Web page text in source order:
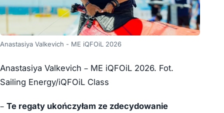
Anastasiya Valkevich - ME iQFOiL 2026
Anastasiya Valkevich – ME iQFOiL 2026. Fot.
Sailing Energy/iQFOiL Class
– Te regaty ukończyłam ze zdecydowanie